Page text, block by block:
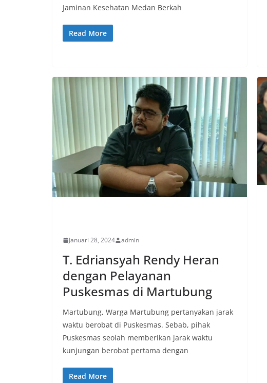
Jaminan Kesehatan Medan Berkah
Read More
Januari 28, 2024 admin
T. Edriansyah Rendy Heran
dengan Pelayanan
Puskesmas di Martubung
Martubung, Warga Martubung pertanyakan jarak
waktu berobat di Puskesmas. Sebab, pihak
Puskesmas seolah memberikan jarak waktu
kunjungan berobat pertama dengan
Read More